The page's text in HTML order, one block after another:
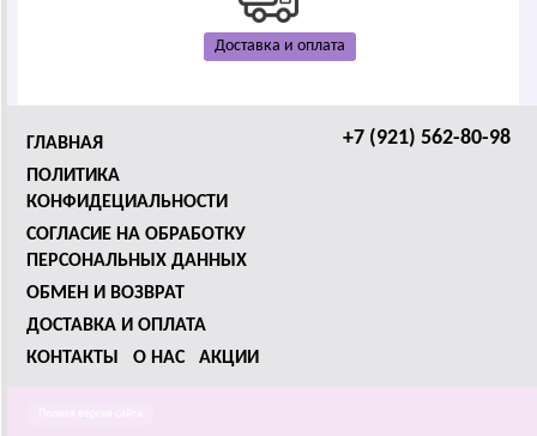
Доставка и оплата
+7 (921) 562-80-98
ГЛАВНАЯ
ПОЛИТИКА
КОНФИДЕЦИАЛЬНОСТИ
СОГЛАСИЕ НА ОБРАБОТКУ
ПЕРСОНАЛЬНЫХ ДАННЫХ
ОБМЕН И ВОЗВРАТ
ДОСТАВКА И ОПЛАТА
КОНТАКТЫ
О НАС АКЦИИ